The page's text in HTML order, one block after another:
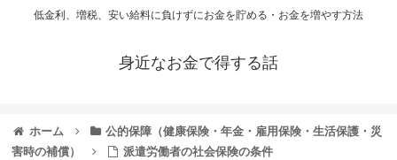
低金利、増税、安い給料に負けずにお金を貯める・お金を増やす方法
身近なお金で得する話
ホーム
公的保障（健康保険・年金・雇用保険・生活保護・災
害時の補償）
派遣労働者の社会保険の条件